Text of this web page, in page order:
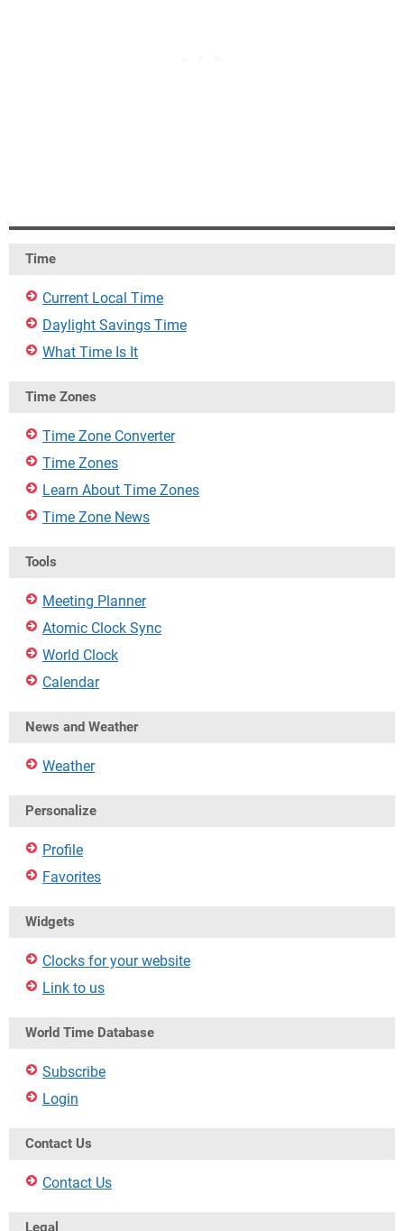
Time
Current Local Time
Daylight Savings Time
What Time Is It
Time Zones
Time Zone Converter
Time Zones
Learn About Time Zones
Time Zone News
Tools
Meeting Planner
Atomic Clock Sync
World Clock
Calendar
News and Weather
Weather
Personalize
Profile
Favorites
Widgets
Clocks for your website
Link to us
World Time Database
Subscribe
Login
Contact Us
Contact Us
Legal